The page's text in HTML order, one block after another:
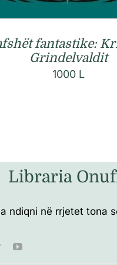
fantastike:
Grindelvaldit
1000 L
Libraria
ndiqni në rrjetet tona